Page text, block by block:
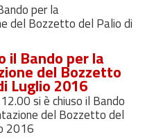
per la
del Bozzetto del Palio di
il Bando per la
del Bozzetto
Luglio 2016
si è chiuso il Bando
del Bozzetto del
2016